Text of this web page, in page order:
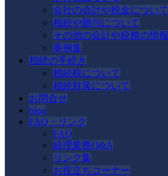
会社の会計や税金について
相続や贈与について
その他の会計や税務の情報
事例集
相続の手続き
相続税について
相続対策について
お問合せ
blog
FAQ・リンク
FAQ
経理業務Q&A
リンク集
お役立ちコーナー